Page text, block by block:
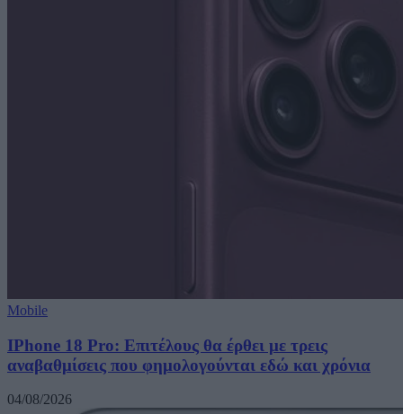
Mobile
IPhone 18 Pro: Επιτέλους θα έρθει με τρεις
αναβαθμίσεις που φημολογούνται εδώ και χρόνια
04/08/2026